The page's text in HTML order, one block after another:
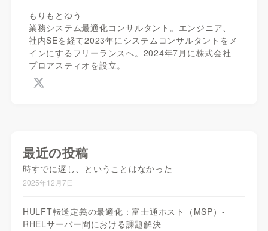
もりもとゆう
業務システム最適化コンサルタント。エンジニア、
社内SEを経て2023年にシステムコンサルタントをメ
インにするフリーランスへ。2024年7月に株式会社
プロアスティオを設立。
最近の投稿
時すでに遅し、ということはなかった
2025年12月7日
HULFT転送定義の最適化：富士通ホスト（MSP）-
RHELサーバー間における課題解決